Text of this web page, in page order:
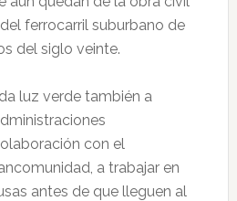
ferrocarril suburbano de
del siglo veinte.
luz verde también a
con el
a trabajar en
antes de que lleguen al